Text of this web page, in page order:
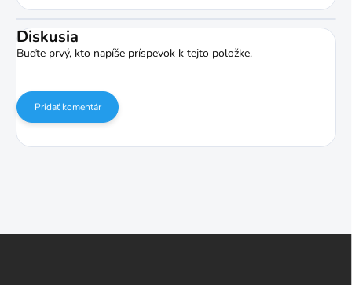
Diskusia
Buďte prvý, kto napíše príspevok k tejto položke.
Pridať komentár
Z